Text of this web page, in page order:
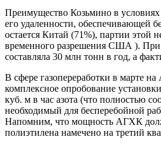
Преимущество Козьмино в
его удаленности, обеспечивающей
остается Китай (71%), партии
временного разрешения США ). При
составляла 30 млн тонн в год, а
В сфере газопереработки в марте
комплексное опробование
куб. м в час азота (что полностью
необходимый для бесперебойной
Напомним, что мощность АГХК
полиэтилена намечено на третий